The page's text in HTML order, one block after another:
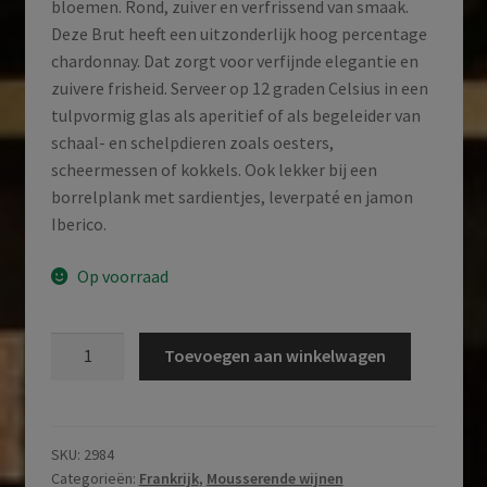
bloemen. Rond, zuiver en verfrissend van smaak.
Deze Brut heeft een uitzonderlijk hoog percentage
chardonnay. Dat zorgt voor verfijnde elegantie en
zuivere frisheid. Serveer op 12 graden Celsius in een
tulpvormig glas als aperitief of als begeleider van
schaal- en schelpdieren zoals oesters,
scheermessen of kokkels. Ook lekker bij een
borrelplank met sardientjes, leverpaté en jamon
Iberico.
Op voorraad
Le
Mesnil-
Toevoegen aan winkelwagen
SKU: 2984
Categorieën: Frankrijk, Mousserende wijnen